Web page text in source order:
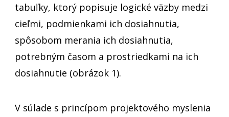
tabuľky, ktorý popisuje logické väzby medzi
cieľmi, podmienkami ich dosiahnutia,
spôsobom merania ich dosiahnutia,
potrebným časom a prostriedkami na ich
dosiahnutie (obrázok 1).
V súlade s princípom projektového myslenia